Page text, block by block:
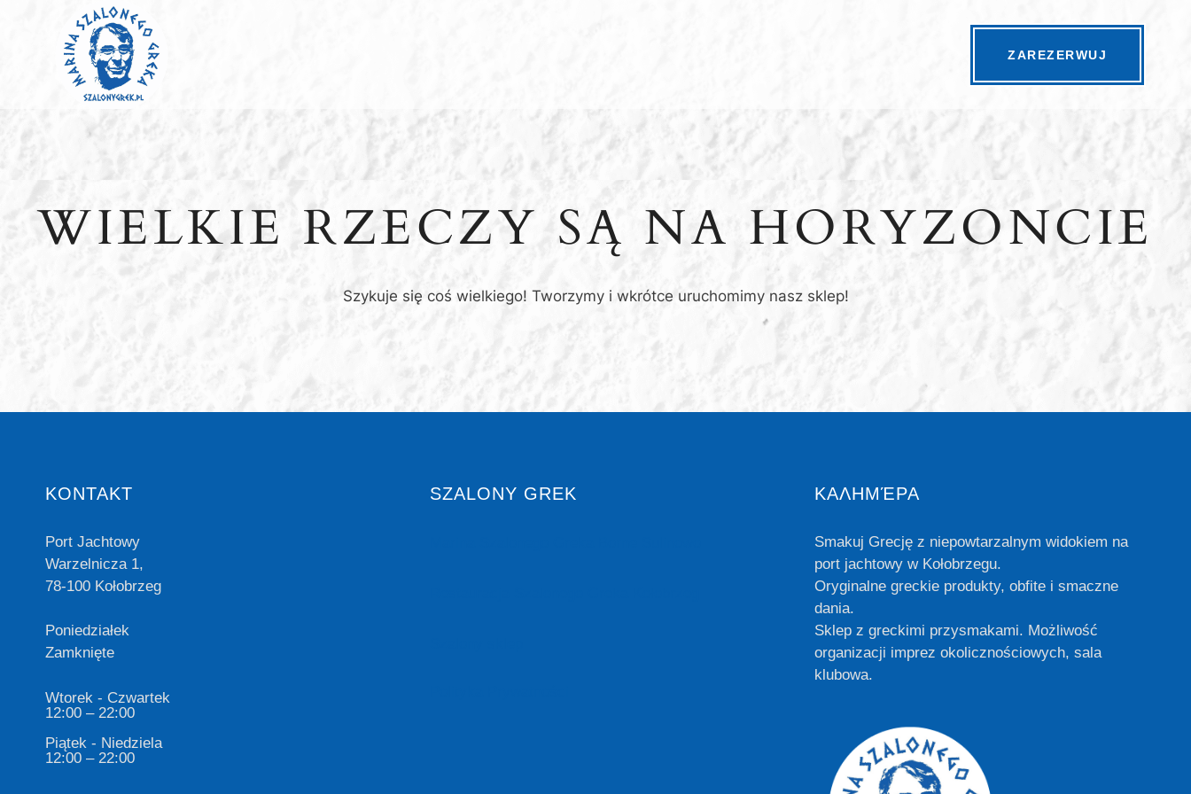
ZAREZERWUJ
WIELKIE RZECZY SĄ NA HORYZONCIE
Szykuje się coś wielkiego! Tworzymy i wkrótce uruchomimy nasz sklep!
KONTAKT
Port Jachtowy
Warzelnicza 1,
78-100 Kołobrzeg
Poniedziałek
Zamknięte
Wtorek - Czwartek
12:00 – 22:00
Piątek - Niedziela
12:00 – 22:00
SZALONY GREK ΚΑΛΗΜΈΡΑ
Smakuj Grecję z niepowtarzalnym widokiem na
port jachtowy w Kołobrzegu.
Oryginalne greckie produkty, obfite i smaczne
dania.
Sklep z greckimi przysmakami. Możliwość
organizacji imprez okolicznościowych, sala
klubowa.